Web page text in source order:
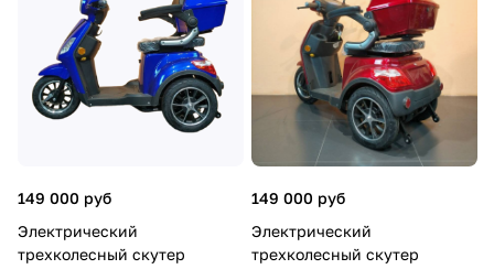
149 000 руб
Электрический
трехколесный скутер
149 000 руб
Электрический
трехколесный скутер